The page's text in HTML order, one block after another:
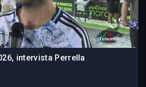
intervista Perrella